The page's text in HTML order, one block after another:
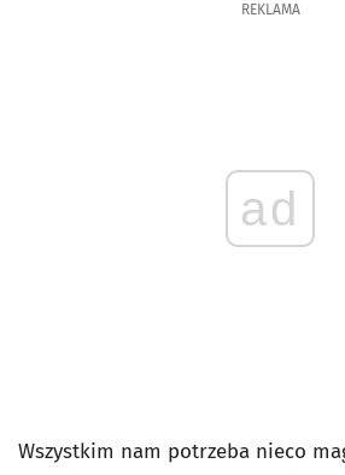
REKLAMA
ad
Wszystkim nam potrzeba nieco